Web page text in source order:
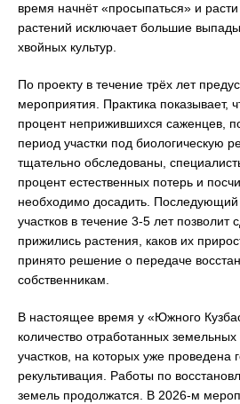
время начнёт «просыпаться» и
растений исключает большие
хвойных культур.
По проекту в течение трёх лет
мероприятия. Практика показывает,
процент неприжившихся саженцев,
период участки под биологическую
тщательно обследованы,
процент естественных потерь и
необходимо досадить. Последующий
участков в течение 3-5 лет позволит
прижились растения, каков их
принято решение о передаче
собственникам.
В настоящее время у «Южного
количество отработанных земельных
участков, на которых уже проведена
рекультивация. Работы по
земель продолжатся. В 2026-м